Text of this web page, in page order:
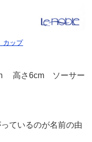
カップ
高さ6cm ソーサー
ているのが名前の由